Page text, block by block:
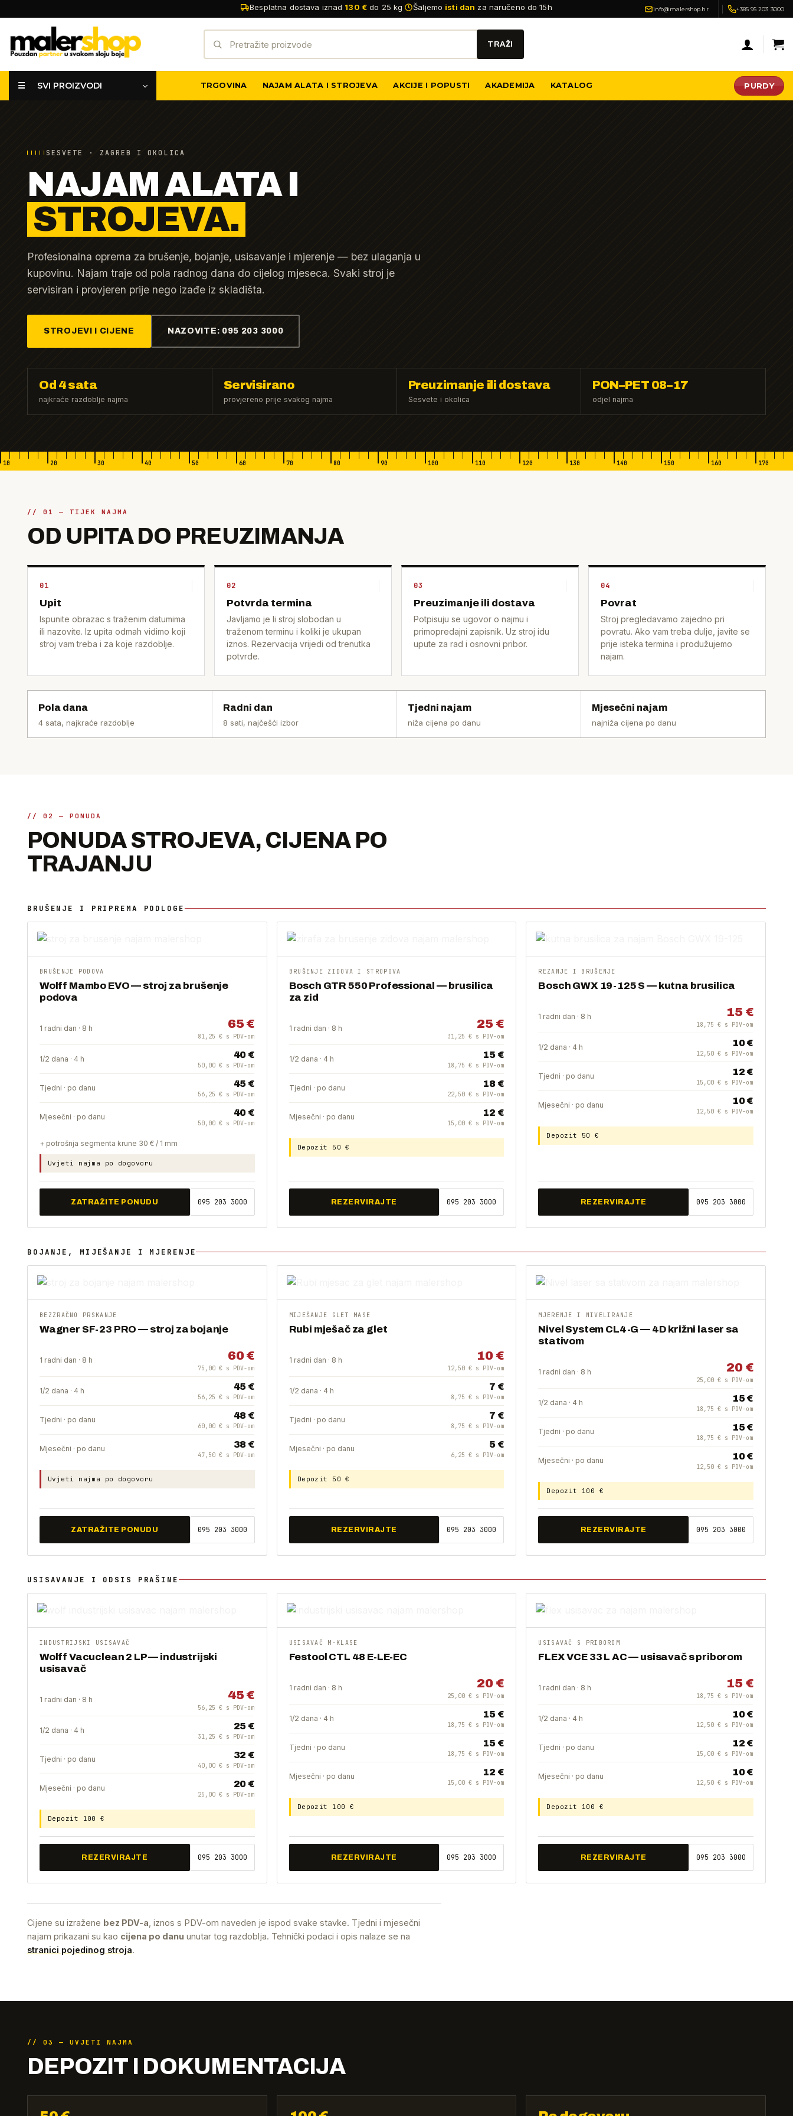
to
content
Besplatna dostava iznad 130 € do 25 kg Šaljemo isti dan za naručeno do 15h info@malershop.hr +385 95 203 3000
☰ SVI PROIZVODI TRGOVINA NAJAM ALATA I STROJEVA AKCIJE I POPUSTI AKADEMIJA KATALOG PURDY
SESVETE · ZAGREB I OKOLICA
NAJAM ALATA I
STROJEVA.
Profesionalna oprema za brušenje, bojanje, usisavanje i mjerenje — bez ulaganja u
kupovinu. Najam traje od pola radnog dana do cijelog mjeseca. Svaki stroj je
servisiran i provjeren prije nego izađe iz skladišta.
STROJEVI I CIJENE NAZOVITE: 095 203 3000
Od 4 sata
najkraće razdoblje najma
Servisirano
provjereno prije svakog najma
Preuzimanje ili dostava
Sesvete i okolica
PON–PET 08–17
odjel najma
10 20 30 40 50 60 70 80 90 100 110 120 130 140 150 160 170
// 01 — TIJEK NAJMA
OD UPITA DO PREUZIMANJA
01
Upit
Ispunite obrazac s traženim datumima
ili nazovite. Iz upita odmah vidimo koji
stroj vam treba i za koje razdoblje.
02
Potvrda termina
Javljamo je li stroj slobodan u
traženom terminu i koliki je ukupan
iznos. Rezervacija vrijedi od trenutka
potvrde.
03
Preuzimanje ili dostava
Potpisuju se ugovor o najmu i
primopredajni zapisnik. Uz stroj idu
upute za rad i osnovni pribor.
04
Povrat
Stroj pregledavamo zajedno pri
povratu. Ako vam treba dulje, javite se
prije isteka termina i produžujemo
najam.
Pola dana
4 sata, najkraće razdoblje
Radni dan
8 sati, najčešći izbor
Tjedni najam
niža cijena po danu
Mjesečni najam
najniža cijena po danu
// 02 — PONUDA
PONUDA STROJEVA, CIJENA PO
TRAJANJU
BRUŠENJE I PRIPREMA PODLOGE
BRUŠENJE PODOVA
Wolff Mambo EVO — stroj za brušenje
podova
1 radni dan · 8 h 65 €
81,25 € s PDV-om
1/2 dana · 4 h 40 €
50,00 € s PDV-om
Tjedni · po danu 45 €
56,25 € s PDV-om
Mjesečni · po danu 40 €
50,00 € s PDV-om
+ potrošnja segmenta krune 30 € / 1 mm
Uvjeti najma po dogovoru
ZATRAŽITE PONUDU 095 203 3000
BRUŠENJE ZIDOVA I STROPOVA
Bosch GTR 550 Professional — brusilica
za zid
1 radni dan · 8 h 25 €
31,25 € s PDV-om
1/2 dana · 4 h 15 €
18,75 € s PDV-om
Tjedni · po danu 18 €
22,50 € s PDV-om
Mjesečni · po danu 12 €
15,00 € s PDV-om
Depozit 50 €
REZERVIRAJTE 095 203 3000
REZANJE I BRUŠENJE
Bosch GWX 19-125 S — kutna brusilica
1 radni dan · 8 h 15 €
18,75 € s PDV-om
1/2 dana · 4 h 10 €
12,50 € s PDV-om
Tjedni · po danu 12 €
15,00 € s PDV-om
Mjesečni · po danu 10 €
12,50 € s PDV-om
Depozit 50 €
REZERVIRAJTE 095 203 3000
BOJANJE, MIJEŠANJE I MJERENJE
BEZZRAČNO PRSKANJE
Wagner SF-23 PRO — stroj za bojanje
1 radni dan · 8 h 60 €
75,00 € s PDV-om
1/2 dana · 4 h 45 €
56,25 € s PDV-om
Tjedni · po danu 48 €
60,00 € s PDV-om
Mjesečni · po danu 38 €
47,50 € s PDV-om
Uvjeti najma po dogovoru
ZATRAŽITE PONUDU 095 203 3000
MIJEŠANJE GLET MASE
Rubi mješač za glet
1 radni dan · 8 h 10 €
12,50 € s PDV-om
1/2 dana · 4 h 7 €
8,75 € s PDV-om
Tjedni · po danu 7 €
8,75 € s PDV-om
Mjesečni · po danu 5 €
6,25 € s PDV-om
Depozit 50 €
REZERVIRAJTE 095 203 3000
MJERENJE I NIVELIRANJE
Nivel System CL4-G — 4D križni laser sa
stativom
1 radni dan · 8 h 20 €
25,00 € s PDV-om
1/2 dana · 4 h 15 €
18,75 € s PDV-om
Tjedni · po danu 15 €
18,75 € s PDV-om
Mjesečni · po danu 10 €
12,50 € s PDV-om
Depozit 100 €
REZERVIRAJTE 095 203 3000
USISAVANJE I ODSIS PRAŠINE
INDUSTRIJSKI USISAVAČ
Wolff Vacuclean 2 LP — industrijski
usisavač
1 radni dan · 8 h 45 €
56,25 € s PDV-om
1/2 dana · 4 h 25 €
31,25 € s PDV-om
Tjedni · po danu 32 €
40,00 € s PDV-om
Mjesečni · po danu 20 €
25,00 € s PDV-om
Depozit 100 €
REZERVIRAJTE 095 203 3000
USISAVAČ M-KLASE
Festool CTL 48 E-LE-EC
1 radni dan · 8 h 20 €
25,00 € s PDV-om
1/2 dana · 4 h 15 €
18,75 € s PDV-om
Tjedni · po danu 15 €
18,75 € s PDV-om
Mjesečni · po danu 12 €
15,00 € s PDV-om
Depozit 100 €
REZERVIRAJTE 095 203 3000
USISAVAČ S PRIBOROM
FLEX VCE 33 L AC — usisavač s priborom
1 radni dan · 8 h 15 €
18,75 € s PDV-om
1/2 dana · 4 h 10 €
12,50 € s PDV-om
Tjedni · po danu 12 €
15,00 € s PDV-om
Mjesečni · po danu 10 €
12,50 € s PDV-om
Depozit 100 €
REZERVIRAJTE 095 203 3000
Cijene su izražene bez PDV-a , iznos s PDV-om naveden je ispod svake stavke. Tjedni i mjesečni
najam prikazani su kao cijena po danu unutar tog razdoblja. Tehnički podaci i opis nalaze se na
stranici pojedinog stroja.
// 03 — UVJETI NAJMA
DEPOZIT I DOKUMENTACIJA